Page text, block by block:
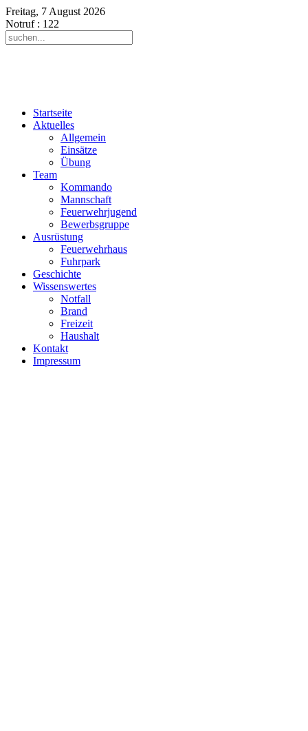
Freitag, 7 August 2026
Notruf: 122
Startseite
Aktuelles
Allgemein
Einsätze
Übung
Team
Kommando
Mannschaft
Feuerwehrjugend
Bewerbsgruppe
Ausrüstung
Feuerwehrhaus
Fuhrpark
Geschichte
Wissenswertes
Notfall
Brand
Freizeit
Haushalt
Kontakt
Impressum